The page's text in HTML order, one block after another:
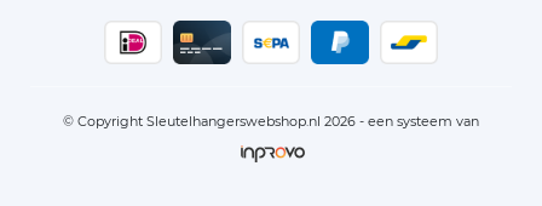
© Copyright Sleutelhangerswebshop.nl 2026 - een systeem van